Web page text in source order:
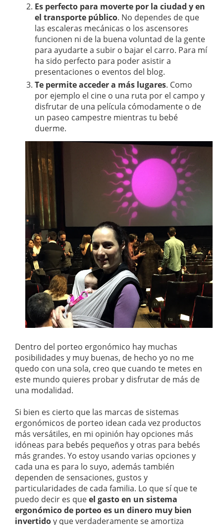
Es perfecto para moverte por la ciudad y en
el transporte público. No dependes de que
las escaleras mecánicas o los ascensores
funcionen ni de la buena voluntad de la gente
para ayudarte a subir o bajar el carro. Para mí
ha sido perfecto para poder asistir a
presentaciones o eventos del blog.
Te permite acceder a más lugares. Como
por ejemplo el cine o una ruta por el campo y
disfrutar de una película cómodamente o de
un paseo campestre mientras tu bebé
duerme.
Dentro del porteo ergonómico hay muchas
posibilidades y muy buenas, de hecho yo no me
quedo con una sola, creo que cuando te metes en
este mundo quieres probar y disfrutar de más de
una modalidad.
Si bien es cierto que las marcas de sistemas
ergonómicos de porteo idean cada vez productos
más versátiles, en mi opinión hay opciones más
idóneas para bebés pequeños y otras para bebés
más grandes. Yo estoy usando varias opciones y
cada una es para lo suyo, además también
dependen de sensaciones, gustos y
particularidades de cada familia. Lo que sí que te
puedo decir es queel gasto en un sistema
ergonómico de porteo es un dinero muy bien
invertidoy que verdaderamente se amortiza